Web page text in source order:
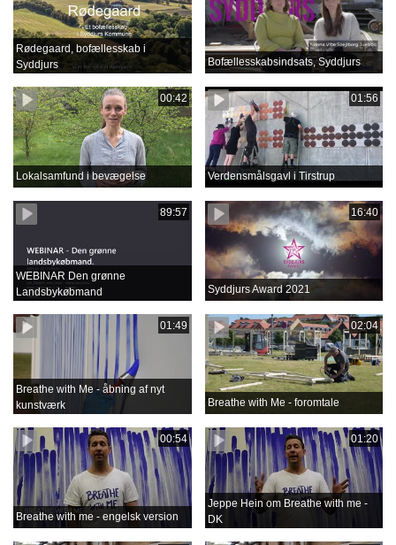
Rødegaard, bofællesskab i
Syddjurs
Bofællesskabsindsats, Syddjurs
00:42
Lokalsamfund i bevægelse
01:56
Verdensmålsgavl i Tirstrup
89:57
WEBINAR Den grønne
Landsbykøbmand
16:40
Syddjurs Award 2021
01:49
Breathe with Me - åbning af nyt
kunstværk
02:04
Breathe with Me - foromtale
00:54
Breathe with me - engelsk version
01:20
Jeppe Hein om Breathe with me -
DK